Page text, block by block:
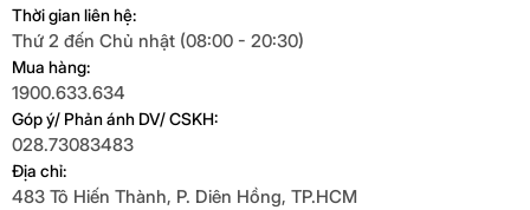
Thời gian liên hệ:
Thứ 2 đến Chủ nhật (08:00 - 20:30)
Mua hàng:
1900.633.634
Góp ý/ Phản ánh DV/ CSKH:
028.73083483
Địa chỉ:
483 Tô Hiến Thành, P. Diên Hồng, TP.HCM